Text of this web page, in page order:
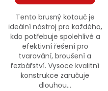
Tento brusný kotouč je
ideální nástroj pro každého,
kdo potřebuje spolehlivé a
efektivní řešení pro
tvarování, broušení a
řezbářství. Vysoce kvalitní
konstrukce zaručuje
dlouhou...